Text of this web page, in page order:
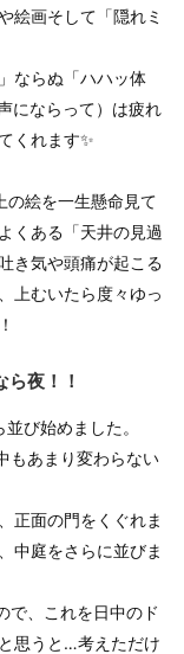
絵画そして「隠れミ
ならぬ「ハハッ体
にならって）は疲れ
くれます✨
の絵を一生懸命見て
くある「天井の見過
き気や頭痛が起こる
上むいたら度々ゆっ
夜！！
び始めました。
もあまり変わらない
正面の門をくぐれま
中庭をさらに並びま
で、これを日中のド
思うと…考えただけ